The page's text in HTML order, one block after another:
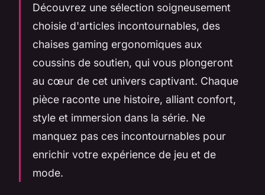
Découvrez une sélection soigneusement
choisie d'articles incontournables, des
chaises gaming ergonomiques aux
coussins de soutien, qui vous plongeront
au cœur de cet univers captivant. Chaque
pièce raconte une histoire, alliant confort,
style et immersion dans la série. Ne
manquez pas ces incontournables pour
enrichir votre expérience de jeu et de
mode.